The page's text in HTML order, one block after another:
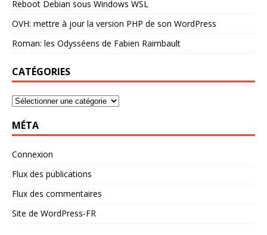
Reboot Debian sous Windows WSL
OVH: mettre à jour la version PHP de son WordPress
Roman: les Odysséens de Fabien Raimbault
CATÉGORIES
MÉTA
Connexion
Flux des publications
Flux des commentaires
Site de WordPress-FR